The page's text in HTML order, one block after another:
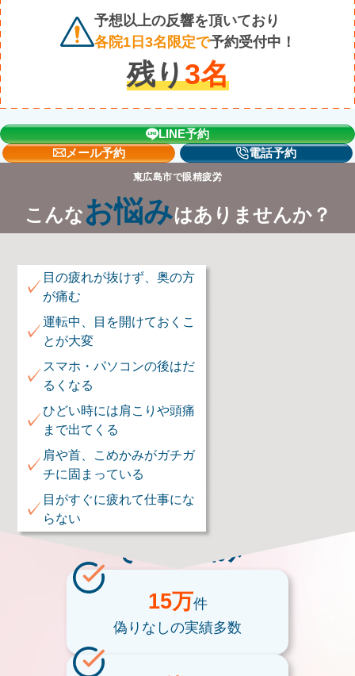
予想以上の反響を頂いており
各院1日3名限定で予約受付中！
残り3名
LINE予約
メール予約
電話予約
東広島市で眼精疲労
こんなお悩みはありませんか？
✓ 目の疲れが抜けず、奥の方
が痛む
✓運転中、目を開けておくこ
とが大変
✓ スマホ・パソコンの後はだ
るくなる
✓ひどい時には肩こりや頭痛
まで出てくる
✓肩や首、こめかみがガチガ
チに固まっている
✓ 目がすぐに疲れて仕事にな
らない
そのお悩み
15万件
偽りなしの実績多数